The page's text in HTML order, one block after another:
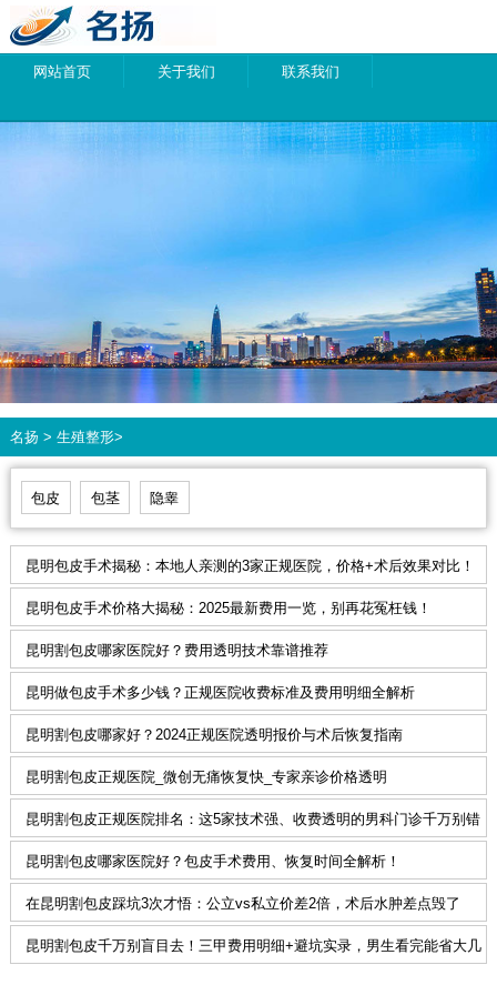
网站首页 关于我们 联系我们
名扬 > 生殖整形>
包皮 包茎 隐睾
昆明包皮手术揭秘：本地人亲测的3家正规医院，价格+术后效果对比！
昆明包皮手术价格大揭秘：2025最新费用一览，别再花冤枉钱！
昆明割包皮哪家医院好？费用透明技术靠谱推荐
昆明做包皮手术多少钱？正规医院收费标准及费用明细全解析
昆明割包皮哪家好？2024正规医院透明报价与术后恢复指南
昆明割包皮正规医院_微创无痛恢复快_专家亲诊价格透明
昆明割包皮正规医院排名：这5家技术强、收费透明的男科门诊千万别错
昆明割包皮哪家医院好？包皮手术费用、恢复时间全解析！
在昆明割包皮踩坑3次才悟：公立vs私立价差2倍，术后水肿差点毁了
我！昆明割包皮千万别盲目去！三甲费用明细+避坑实录，男生看完能省大几